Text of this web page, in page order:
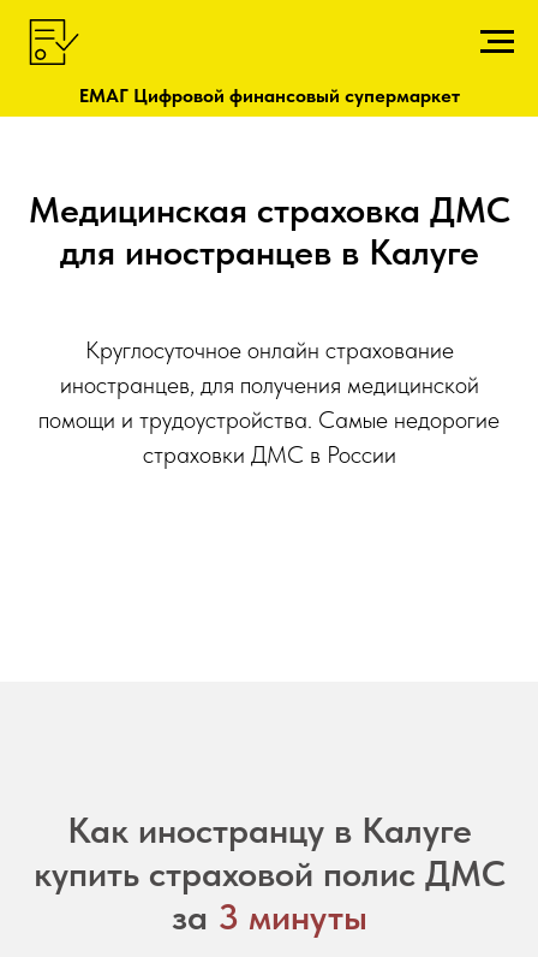
ЕМАГ Цифровой финансовый супермаркет
Медицинская страховка ДМС
для иностранцев в Калуге
Круглосуточное онлайн страхование
иностранцев, для получения медицинской
помощи и трудоустройства. Самые недорогие
страховки ДМС в России
Как иностранцу в Калуге
купить страховой полис ДМС
за 3 минуты